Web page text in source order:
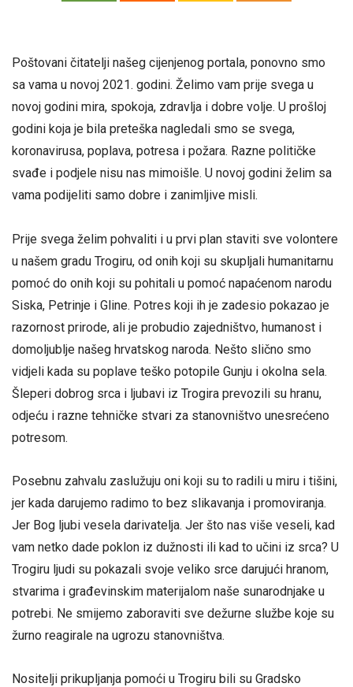
Poštovani čitatelji našeg cijenjenog portala, ponovno smo
sa vama u novoj 2021. godini. Želimo vam prije svega u
novoj godini mira, spokoja, zdravlja i dobre volje. U prošloj
godini koja je bila preteška nagledali smo se svega,
koronavirusa, poplava, potresa i požara. Razne političke
svađe i podjele nisu nas mimoišle. U novoj godini želim sa
vama podijeliti samo dobre i zanimljive misli.
Prije svega želim pohvaliti i u prvi plan staviti sve volontere
u našem gradu Trogiru, od onih koji su skupljali humanitarnu
pomoć do onih koji su pohitali u pomoć napaćenom narodu
Siska, Petrinje i Gline. Potres koji ih je zadesio pokazao je
razornost prirode, ali je probudio zajedništvo, humanost i
domoljublje našeg hrvatskog naroda. Nešto slično smo
vidjeli kada su poplave teško potopile Gunju i okolna sela.
Šleperi dobrog srca i ljubavi iz Trogira prevozili su hranu,
odjeću i razne tehničke stvari za stanovništvo unesrećeno
potresom.
Posebnu zahvalu zaslužuju oni koji su to radili u miru i tišini,
jer kada darujemo radimo to bez slikavanja i promoviranja.
Jer Bog ljubi vesela darivatelja. Jer što nas više veseli, kad
vam netko dade poklon iz dužnosti ili kad to učini iz srca? U
Trogiru ljudi su pokazali svoje veliko srce darujući hranom,
stvarima i građevinskim materijalom naše sunarodnjake u
potrebi. Ne smijemo zaboraviti sve dežurne službe koje su
žurno reagirale na ugrozu stanovništva.
Nositelji prikupljanja pomoći u Trogiru bili su Gradsko